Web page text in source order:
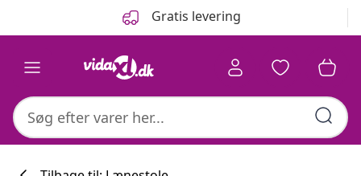
Gratis levering